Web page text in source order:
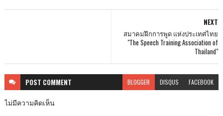
NEXT
สมาคมฝึกการพูด แห่งประเทศไทย
"The Speech Training Association of
Thailand"
POST COMMENT BLOGGER DISQUS FACEBOOK
ไม่มีความคิดเห็น